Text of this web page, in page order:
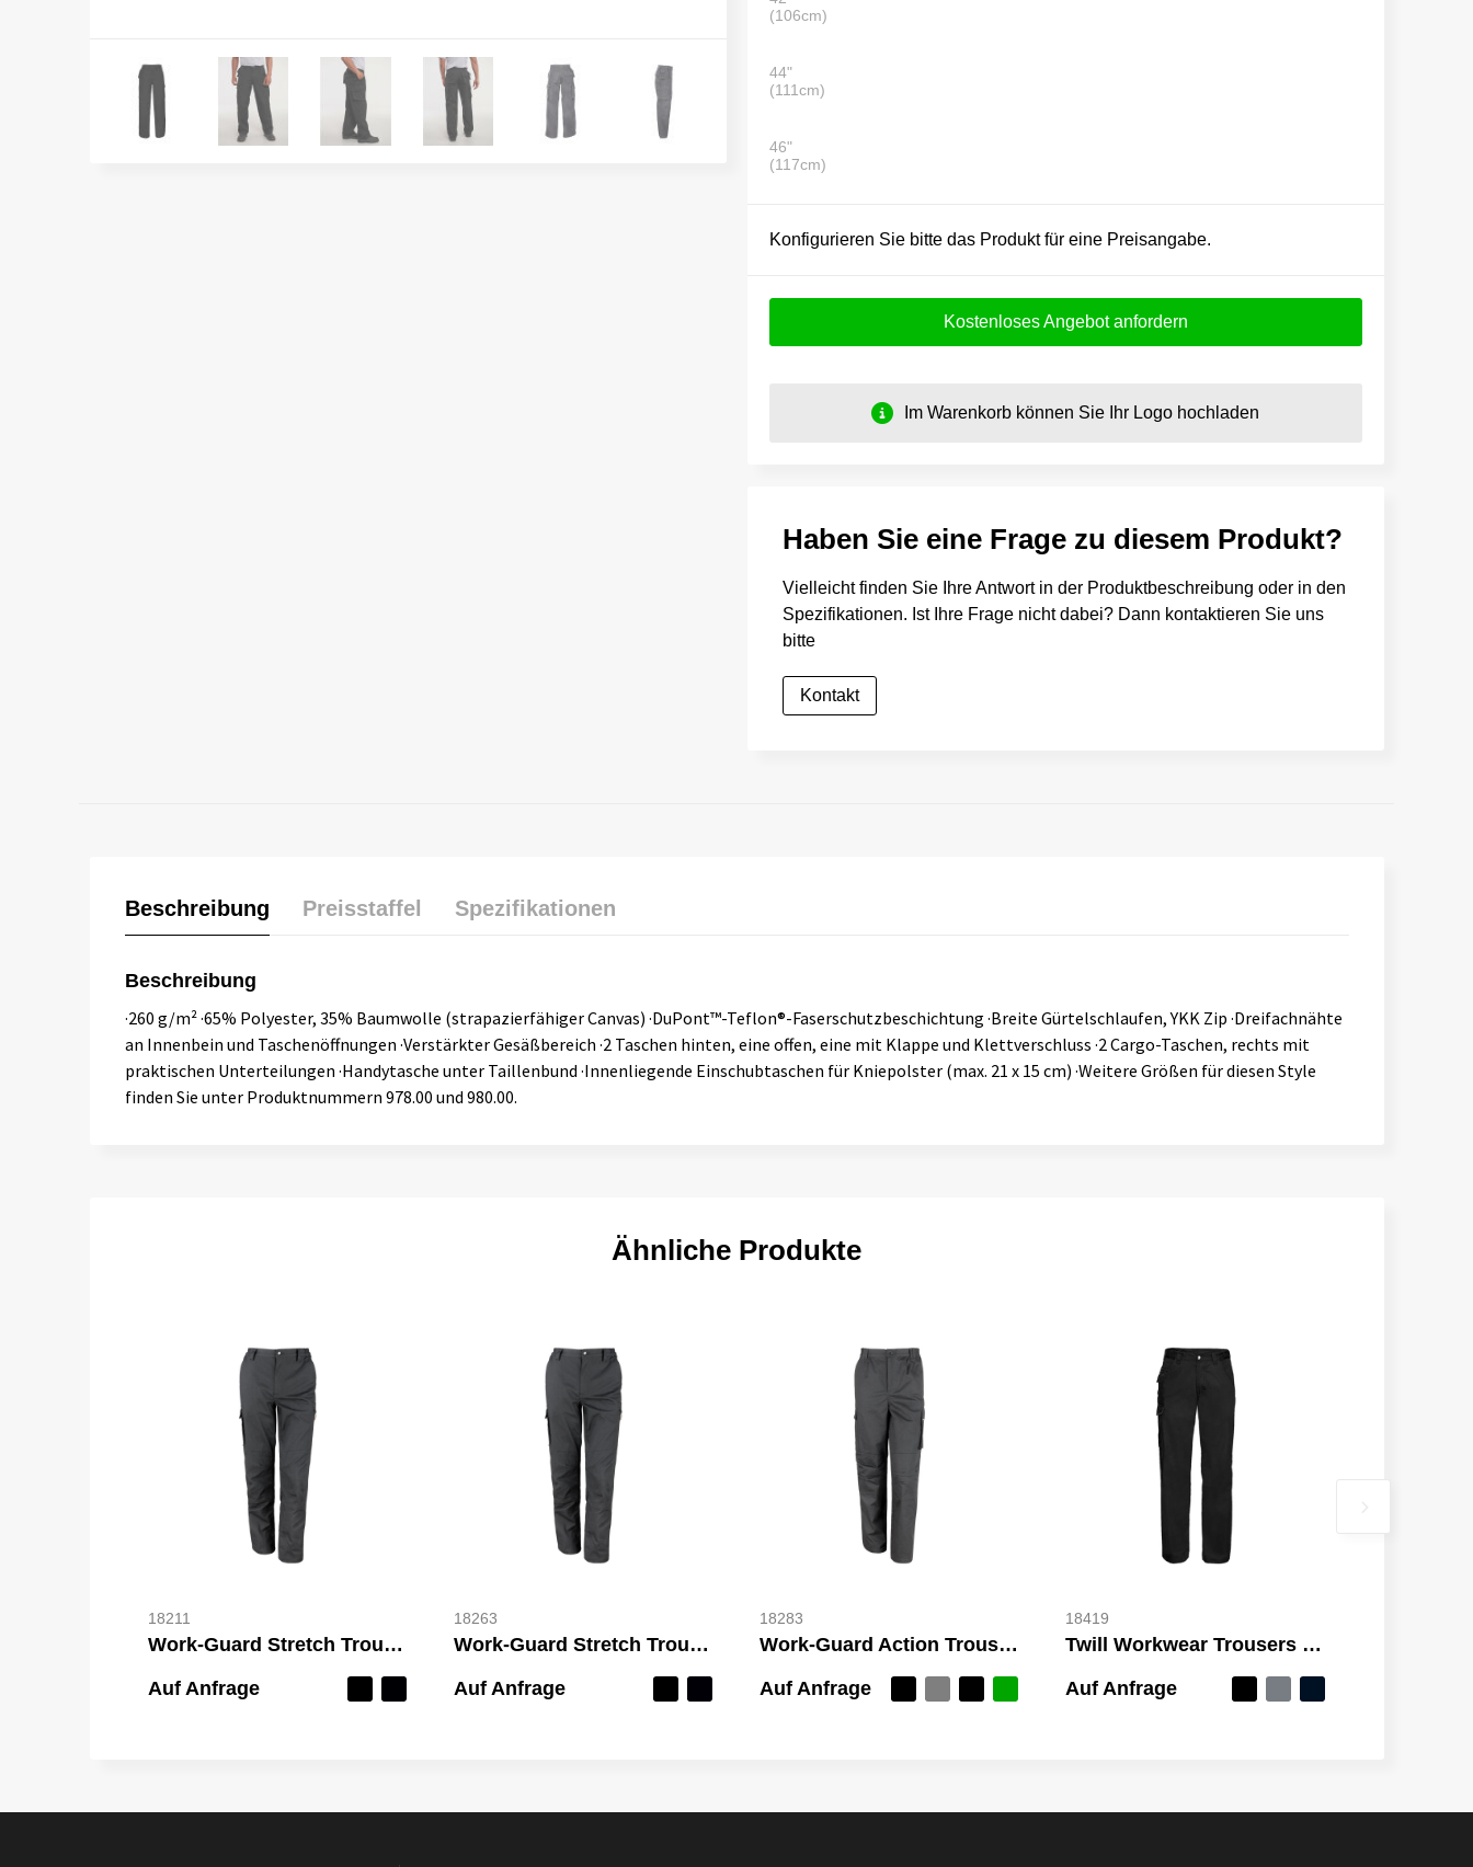
(106cm)
44"
(111cm)
46"
(117cm)
Konfigurieren Sie bitte das Produkt für eine Preisangabe.
Kostenloses Angebot anfordern
Im Warenkorb können Sie Ihr Logo hochladen
Haben Sie eine Frage zu diesem Produkt?
Vielleicht finden Sie Ihre Antwort in der Produktbeschreibung oder in den
Spezifikationen. Ist Ihre Frage nicht dabei? Dann kontaktieren Sie uns
bitte
Kontakt
Beschreibung Preisstaffel Spezifikationen
Beschreibung
·260 g/m² ·65% Polyester, 35% Baumwolle (strapazierfähiger Canvas) ·DuPont™-Teflon®-Faserschutzbeschichtung ·Breite Gürtelschlaufen, YKK Zip ·Dreifachnähte
an Innenbein und Taschenöffnungen ·Verstärkter Gesäßbereich ·2 Taschen hinten, eine offen, eine mit Klappe und Klettverschluss ·2 Cargo-Taschen, rechts mit
praktischen Unterteilungen ·Handytasche unter Taillenbund ·Innenliegende Einschubtaschen für Kniepolster (max. 21 x 15 cm) ·Weitere Größen für diesen Style
finden Sie unter Produktnummern 978.00 und 980.00.
Ähnliche Produkte
18211
Work-Guard Stretch Trousers Reg
Auf Anfrage
18263
Work-Guard Stretch Trousers Long
Auf Anfrage
18283
Work-Guard Action Trousers Reg
Auf Anfrage
18419
Twill Workwear Trousers length 32"
Auf Anfrage